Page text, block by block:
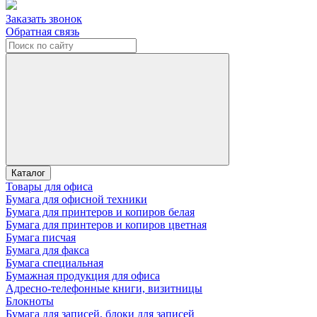
Заказать звонок
Обратная связь
Каталог
Товары для офиса
Бумага для офисной техники
Бумага для принтеров и копиров белая
Бумага для принтеров и копиров цветная
Бумага писчая
Бумага для факса
Бумага специальная
Бумажная продукция для офиса
Адресно-телефонные книги, визитницы
Блокноты
Бумага для записей, блоки для записей